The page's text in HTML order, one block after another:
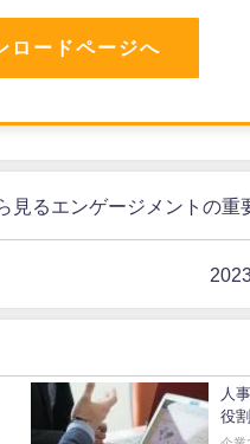
ロードページへ
見るエンゲージメントの重
人
役